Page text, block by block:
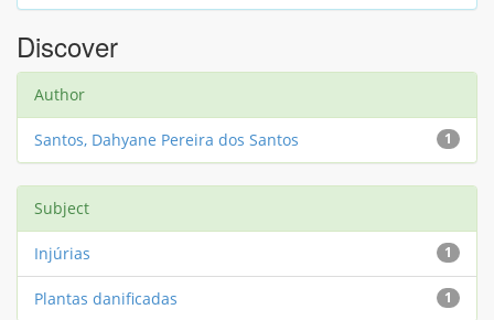
Discover
Author
1
Santos, Dahyane Pereira dos Santos
Subject
1
Injúrias
1
Plantas danificadas